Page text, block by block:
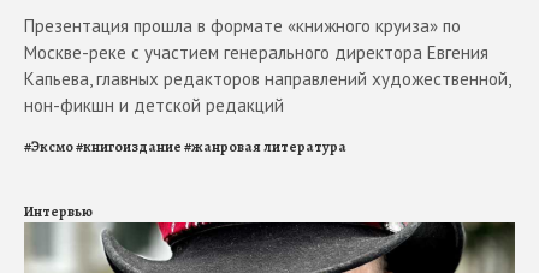
Презентация прошла в формате «книжного круиза» по
Москве-реке с участием генерального директора Евгения
Капьева, главных редакторов направлений художественной,
нон-фикшн и детской редакций
#Эксмо#книгоиздание#жанровая литература
Интервью